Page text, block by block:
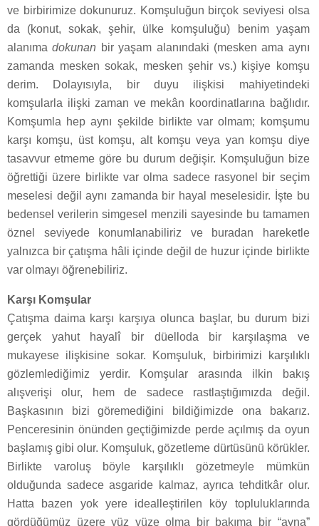
ve birbirimize dokunuruz. Komşuluğun birçok seviyesi olsa
da (konut, sokak, şehir, ülke komşuluğu) benim yaşam
alanımadokunan bir yaşam alanındaki (mesken ama aynı
zamanda mesken sokak, mesken şehir vs.) kişiye komşu
derim. Dolayısıyla, bir duyu ilişkisi mahiyetindeki
komşularla ilişki zaman ve mekân koordinatlarına bağlıdır.
Komşumla hep aynı şekilde birlikte var olmam; komşumu
karşı komşu, üst komşu, alt komşu veya yan komşu diye
tasavvur etmeme göre bu durum değişir. Komşuluğun bize
öğrettiği üzere birlikte var olma sadece rasyonel bir seçim
meselesi değil aynı zamanda bir hayal meselesidir. İşte bu
bedensel verilerin simgesel menzili sayesinde bu tamamen
öznel seviyede konumlanabiliriz ve buradan hareketle
yalnızca bir çatışma hâli içinde değil de huzur içinde birlikte
var olmayı öğrenebiliriz.
Karşı Komşular
Çatışma daima karşı karşıya olunca başlar, bu durum bizi
gerçek yahut hayalî bir düelloda bir karşılaşma ve
mukayese ilişkisine sokar. Komşuluk, birbirimizi karşılıklı
gözlemlediğimiz yerdir. Komşular arasında ilkin bakış
alışverişi olur, hem de sadece rastlaştığımızda değil.
Başkasının bizi göremediğini bildiğimizde ona bakarız.
Penceresinin önünden geçtiğimizde perde açılmış da oyun
başlamış gibi olur. Komşuluk, gözetleme dürtüsünü körükler.
Birlikte varoluş böyle karşılıklı gözetmeyle mümkün
olduğunda sadece asgaride kalmaz, ayrıca tehditkâr olur.
Hatta bazen yok yere idealleştirilen köy topluluklarında
gördüğümüz üzere yüz yüze olma bir bakıma bir “ayna”